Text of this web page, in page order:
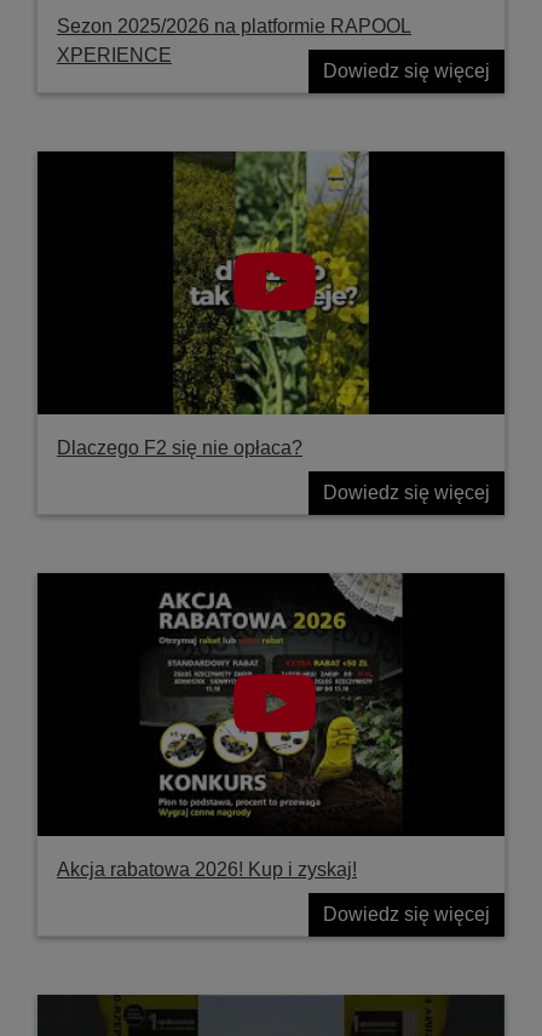
Sezon 2025/2026 na platformie RAPOOL
XPERIENCE
Dowiedz się więcej
Dlaczego F2 się nie opłaca?
Dowiedz się więcej
Akcja rabatowa 2026! Kup i zyskaj!
Dowiedz się więcej